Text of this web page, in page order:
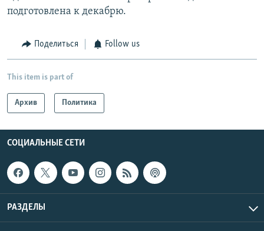
подготовлена к декабрю.
Поделиться Follow us
This item is part of
Архив Политика
СОЦИАЛЬНЫЕ СЕТИ
РАЗДЕЛЫ